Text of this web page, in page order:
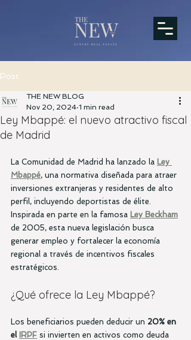
Post
Ley Mbappé: el nuevo atractivo fiscal
de Madrid
THE NEW BLOG
Nov 20, 2024 1 min read
La Comunidad de Madrid ha lanzado la Ley
Mbappé, una normativa diseñada para atraer
inversiones extranjeras y residentes de alto
perfil, incluyendo deportistas de élite.
Inspirada en parte en la famosa Ley Beckham
de 2005, esta nueva legislación busca
generar empleo y fortalecer la economía
regional a través de incentivos fiscales
estratégicos.
¿Qué ofrece la Ley Mbappé?
Los beneficiarios pueden deducir un 20% en
el IRPF si invierten en activos como deuda